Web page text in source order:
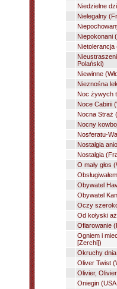
Niedzielne
Nielegalny
Niepokonani
Polański)
Niewinne
Nieznośna
Noc żywych
Noce Cabirii
Nocna Straż
Nocny
Nosferatu-
Nostalgia
Nostalgia
O mały głos
Obywatel
Obywatel
Oczy
Od kołyski
Ofiarowanie
Ogniem i
[Zerchi])
Okruchy
Oliver Twist
Olivier,
Oniegin